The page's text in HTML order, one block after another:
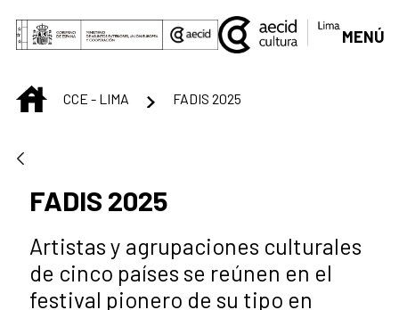
Saltar al contenido principal
MENÚ
INICIOCCE - LIMA FADIS 2025
FADIS 2025
Artistas y agrupaciones culturales
de cinco países se reúnen en el
festival pionero de su tipo en